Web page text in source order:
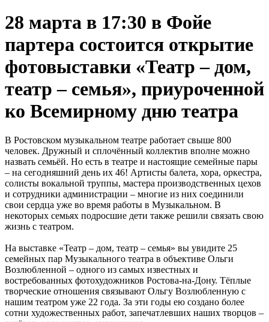
28 марта в 17:30 в Фойе
партера состоится открытие
фотовыставки «Театр – дом,
театр – семья», приуроченной
ко Всемирному дню театра
В Ростовском музыкальном театре работает свыше 800
человек. Дружный и сплочённый коллектив вполне можно
назвать семьёй. Но есть в театре и настоящие семейные пары
– на сегодняшний день их 46! Артисты балета, хора, оркестра,
солисты вокальной труппы, мастера производственных цехов
и сотрудники администрации – многие из них соединили
свои сердца уже во время работы в Музыкальном. В
некоторых семьях подросшие дети также решили связать свою
жизнь с театром.
На выставке «Театр – дом, театр – семья» вы увидите 25
семейных пар Музыкального театра в объективе Ольги
Возлюбленной – одного из самых известных и
востребованных фотохудожников Ростова-на-Дону. Тёплые
творческие отношения связывают Ольгу Возлюбленную с
нашим театром уже 22 года. За эти годы ею создано более
сотни художественных работ, запечатлевших наших творцов –